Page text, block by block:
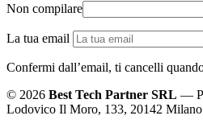
Non compilare
La tua email
Confermi dall’email, ti cancelli
© 2026 Best Tech Partner SRL —
Lodovico Il Moro, 133, 20142 Milano